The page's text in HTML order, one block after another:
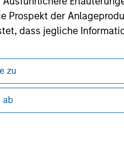
Prospekt der
dass jegliche
sollten nur auf
nach bestem Wissen
zu
ab
gesetzliche und
zu den Anlageprodukten